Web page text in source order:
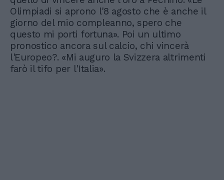
Olimpiadi si aprono l'8 agosto che è anche il
giorno del mio compleanno, spero che
questo mi porti fortuna». Poi un ultimo
pronostico ancora sul calcio, chi vincerà
l'Europeo?. «Mi auguro la Svizzera altrimenti
farò il tifo per l'Italia».